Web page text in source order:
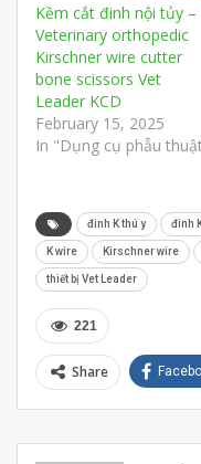
Kềm cắt đinh nội tủy –
Veterinary orthopedic
Kirschner wire cutter
bone scissors Vet
Leader KCD
February 15, 2025
In "Dụng cụ phẫu
đinh K thú y đinh
K wire Kirschner wire
thiết bị Vet Leader
221
Share